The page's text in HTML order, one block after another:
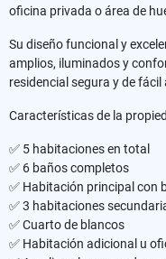
oficina privada o área de
Su diseño funcional y
amplios, iluminados y
residencial segura y de fácil
Características de la
✅ 5 habitaciones en total
✅ 6 baños completos
✅ Habitación principal con
✅ 3 habitaciones
✅ Cuarto de blancos
✅ Habitación adicional u